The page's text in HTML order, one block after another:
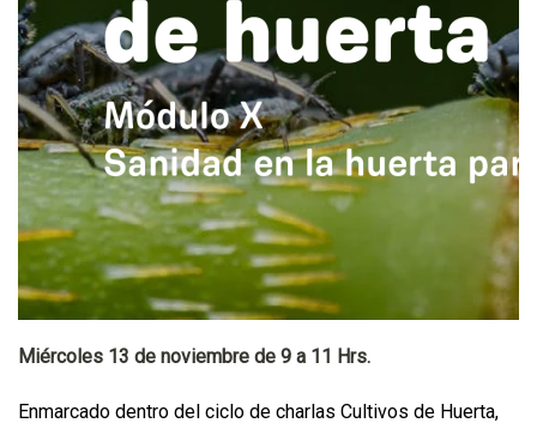
Miércoles 13 de noviembre de 9 a 11 Hrs.
Enmarcado dentro del ciclo de charlas Cultivos de Huerta,